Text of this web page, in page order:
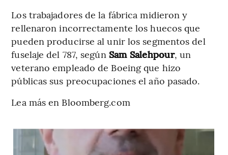
Los trabajadores de la fábrica midieron y
rellenaron incorrectamente los huecos que
pueden producirse al unir los segmentos del
fuselaje del 787, según Sam Salehpour, un
veterano empleado de Boeing que hizo
públicas sus preocupaciones el año pasado.
Lea más en Bloomberg.com